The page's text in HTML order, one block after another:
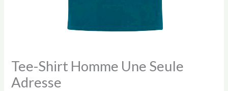
Tee-Shirt Homme Une Seule
Adresse